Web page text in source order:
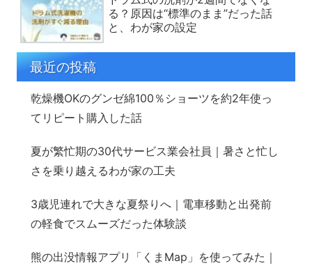
る？原因は“標準のまま”だった話
と、わが家の設定
最近の投稿
乾燥機OKのグンゼ綿100％ショーツを約2年使っ
てリピート購入した話
夏が繁忙期の30代サービス業会社員｜暑さと忙し
さを乗り越えるわが家の工夫
3歳児連れで大きな夏祭りへ｜電車移動と出発前
の軽食でスムーズだった体験談
熊の出没情報アプリ「くまMap」を使ってみた｜